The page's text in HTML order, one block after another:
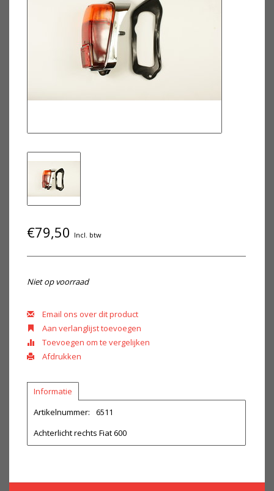
€79,50 Incl. btw
Niet op voorraad
Email ons over dit product
Aan verlanglijst toevoegen
Toevoegen om te vergelijken
Afdrukken
Informatie
Artikelnummer:
6511
Achterlicht rechts Fiat 600